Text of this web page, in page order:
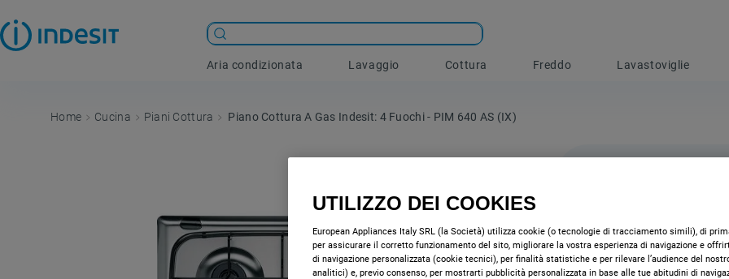
Aria condizionata Lavaggio Cottura Freddo Lavastoviglie
Cucina Piani Cottura Piano Cottura A Gas Indesit: 4 Fuochi - PIM 640 AS (IX)
Piano
4
UTILIZZO DEI COOKIES
European Appliances Italy SRL (la Società) utilizza cookie (o tecnologie di tracciamento simili), di
per assicurare il corretto funzionamento del sito, migliorare la vostra esperienza di navigazione e
di navigazione personalizzata (cookie tecnici), per finalità statistiche e per rilevare l’audience del
analitici) e, previo consenso, per mostrarti pubblicità personalizzata in base alle tue abitudini di